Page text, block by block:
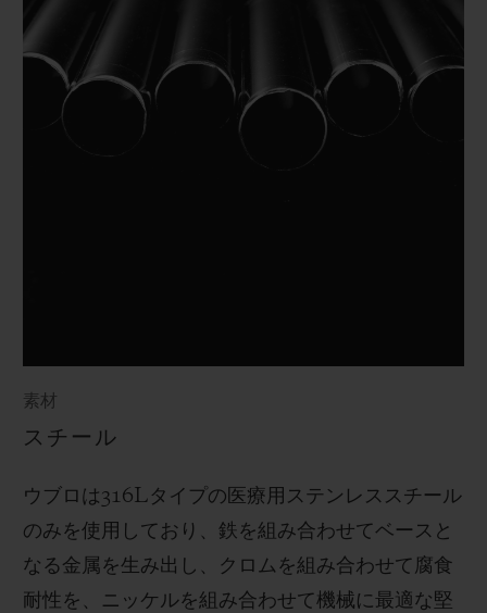
素材
スチール
ウブロは316L タイプの医療用ステンレススチール
のみを使用しており、鉄を組み合わせてベースと
なる金属を生み出し、クロムを組み合わせて腐食
耐性を、ニッケルを組み合わせて機械に最適な堅